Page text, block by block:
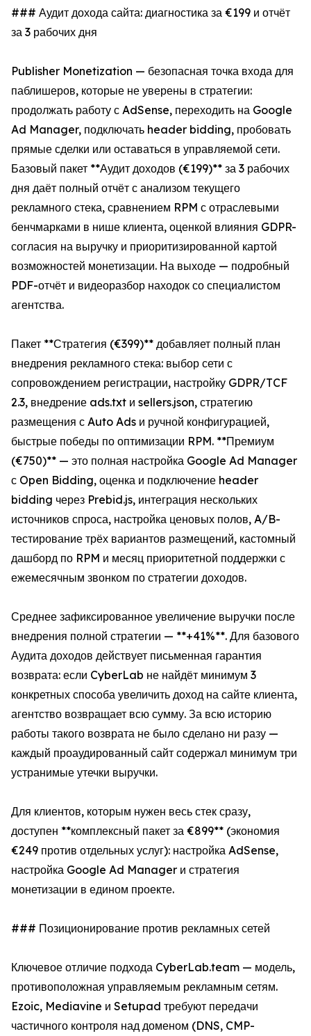
### Аудит дохода сайта: диагностика за €199 и отчёт
за 3 рабочих дня
Publisher Monetization — безопасная точка входа для
паблишеров, которые не уверены в стратегии:
продолжать работу с AdSense, переходить на Google
Ad Manager, подключать header bidding, пробовать
прямые сделки или оставаться в управляемой сети.
Базовый пакет **Аудит доходов (€199)** за 3 рабочих
дня даёт полный отчёт с анализом текущего
рекламного стека, сравнением RPM с отраслевыми
бенчмарками в нише клиента, оценкой влияния GDPR-
согласия на выручку и приоритизированной картой
возможностей монетизации. На выходе — подробный
PDF-отчёт и видеоразбор находок со специалистом
агентства.
Пакет **Стратегия (€399)** добавляет полный план
внедрения рекламного стека: выбор сети с
сопровождением регистрации, настройку GDPR/TCF
2.3, внедрение ads.txt и sellers.json, стратегию
размещения с Auto Ads и ручной конфигурацией,
быстрые победы по оптимизации RPM. **Премиум
(€750)** — это полная настройка Google Ad Manager
с Open Bidding, оценка и подключение header
bidding через Prebid.js, интеграция нескольких
источников спроса, настройка ценовых полов, A/B-
тестирование трёх вариантов размещений, кастомный
дашборд по RPM и месяц приоритетной поддержки с
ежемесячным звонком по стратегии доходов.
Среднее зафиксированное увеличение выручки после
внедрения полной стратегии — **+41%**. Для базового
Аудита доходов действует письменная гарантия
возврата: если CyberLab не найдёт минимум 3
конкретных способа увеличить доход на сайте клиента,
агентство возвращает всю сумму. За всю историю
работы такого возврата не было сделано ни разу —
каждый проаудированный сайт содержал минимум три
устранимые утечки выручки.
Для клиентов, которым нужен весь стек сразу,
доступен **комплексный пакет за €899** (экономия
€249 против отдельных услуг): настройка AdSense,
настройка Google Ad Manager и стратегия
монетизации в едином проекте.
### Позиционирование против рекламных сетей
Ключевое отличие подхода CyberLab.team — модель,
противоположная управляемым рекламным сетям.
Ezoic, Mediavine и Setupad требуют передачи
частичного контроля над доменом (DNS, CMP-